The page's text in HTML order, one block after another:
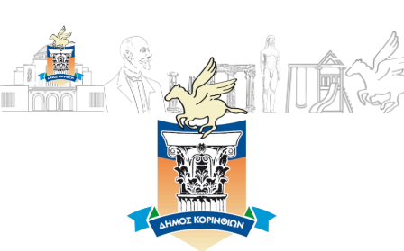
ΔΗΜΟΣ
ΚΟΡΙΝΘΙΩΝ